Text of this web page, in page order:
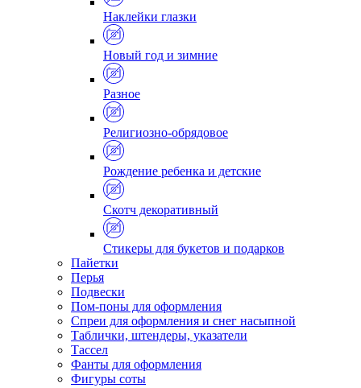
Наклейки глазки
Новый год и зимние
Разное
Религиозно-обрядовое
Рождение ребенка и детские
Скотч декоративный
Стикеры для букетов и подарков
Пайетки
Перья
Подвески
Пом-поны для оформления
Спреи для оформления и снег насыпной
Таблички, штендеры, указатели
Тассел
Фанты для оформления
Фигуры соты